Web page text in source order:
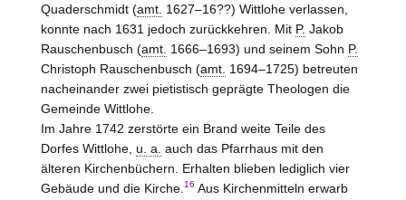
Quaderschmidt (amt. 1627–16??) Wittlohe verlassen,
konnte nach 1631 jedoch zurückkehren. Mit P. Jakob
Rauschenbusch (amt. 1666–1693) und seinem Sohn P.
Christoph Rauschenbusch (amt. 1694–1725) betreuten
nacheinander zwei pietistisch geprägte Theologen die
Gemeinde Wittlohe.
Im Jahre 1742 zerstörte ein Brand weite Teile des
Dorfes Wittlohe, u. a. auch das Pfarrhaus mit den
älteren Kirchenbüchern. Erhalten blieben lediglich vier
Gebäude und die Kirche. 16 Aus Kirchenmitteln erwarb